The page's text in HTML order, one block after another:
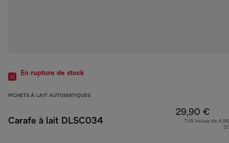
En rupture de stock
PICHETS À LAIT AUTOMATIQUES
Carafe à lait DLSC034
29,90 €
TVA incluse de